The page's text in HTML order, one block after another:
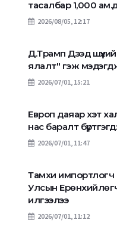
тасалбар 1,000
2026/08/05, 12:17
Д.Трамп Дээд
ялалт" гэж
2026/07/01, 15:21
Европ даяар хэт
нас баралт
2026/07/01, 11:47
Тамхи
Улсын
илгээлээ
2026/07/01, 11:12